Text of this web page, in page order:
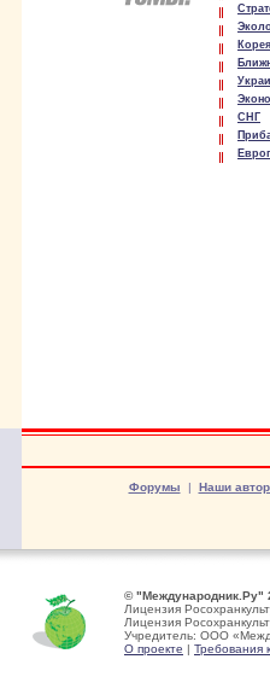
Корея
СНГ
Форумы | Наши
© "Международник.Ру"
Лицензия
Лицензия
Учредитель: ООО
О проекте | Требования